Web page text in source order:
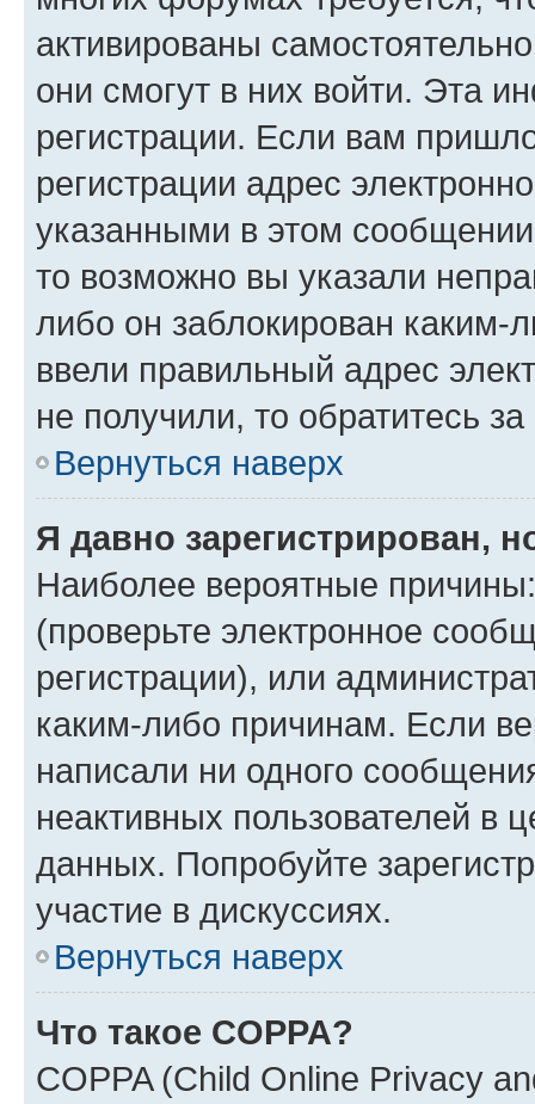
активированы
они смогут в них войти. Эта
регистрации. Если вам
регистрации адрес
указанными в этом
то возможно вы указали
либо он заблокирован
ввели правильный адрес
не получили, то обратитесь
Вернуться наверх
Я давно зарегистрирован,
Наиболее вероятные
(проверьте электронное
регистрации), или
каким-либо причинам. Если
написали ни одного
неактивных пользователей в
данных. Попробуйте
участие в дискуссиях.
Вернуться наверх
Что такое COPPA?
COPPA (Child Online Privacy